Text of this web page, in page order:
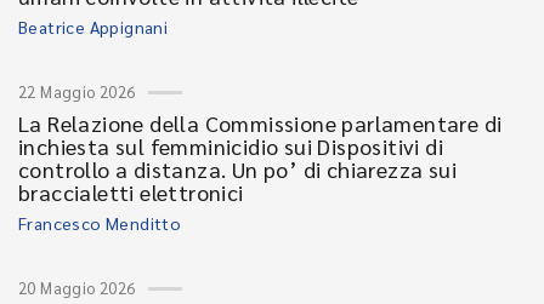
Beatrice Appignani
22 Maggio 2026
La Relazione della Commissione parlamentare di
inchiesta sul femminicidio sui Dispositivi di
controllo a distanza. Un po’ di chiarezza sui
braccialetti elettronici
Francesco Menditto
20 Maggio 2026